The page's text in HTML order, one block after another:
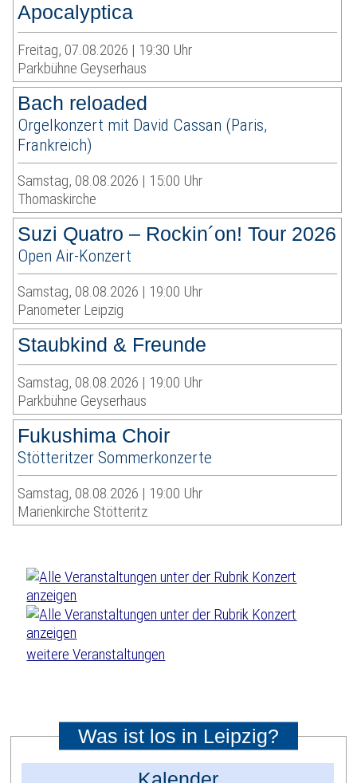
Apocalyptica
Freitag, 07.08.2026 | 19:30 Uhr
Parkbühne Geyserhaus
Bach reloaded
Orgelkonzert mit David Cassan (Paris,
Frankreich)
Samstag, 08.08.2026 | 15:00 Uhr
Thomaskirche
Suzi Quatro – Rockin´on! Tour 2026
Open Air-Konzert
Samstag, 08.08.2026 | 19:00 Uhr
Panometer Leipzig
Staubkind & Freunde
Samstag, 08.08.2026 | 19:00 Uhr
Parkbühne Geyserhaus
Fukushima Choir
Stötteritzer Sommerkonzerte
Samstag, 08.08.2026 | 19:00 Uhr
Marienkirche Stötteritz
weitere Veranstaltungen
Was ist los in Leipzig?